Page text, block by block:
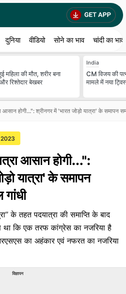
दुनिया वीडियो सोने का भाव चांदी का भाव
की मौत, शरीर बना
रिश्तेदार बेखबर
India
CM विजय की
मामले में नया
आसान होगी...": श्रीनगर में 'भारत जोड़ो यात्रा' के समापन
आसान होगी...":
यात्रा' के समापन
गांधी
के तहत पदयात्रा की समाप्ति के बाद
कि एक तरफ कांग्रेस का नजरिया है
का अहंकार एवं नफरत का नजरिया
विज्ञापन